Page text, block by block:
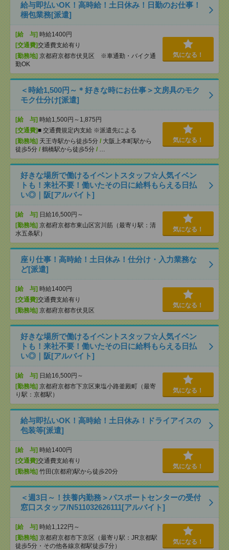
給与即払いOK！高時給！土日休み！日勤のお仕事！
梱包業務[派遣]
[給 与] 時給1400円
[交通費]交通費支給有り
[勤務地] 京都府京都市伏見区 ※車通勤・バイク通
勤OK
気になる！
＜時給1,500円～＊好きな時にお仕事＞文房具のモク
モク仕分け[派遣]
[給 与] 時給1,500円～1,875円
[交通費]■ 交通費規定内支給 ※派遣先による
[勤務地] 天王寺駅から徒歩5分 / 大阪上本町駅から
徒歩5分 / 鶴橋駅から徒歩5分 / …
気になる！
好きな場所で働けるイベントスタッフ☆人気イベン
トも！来社不要！働いたその日に給料もらえる日払
い◎｜阪[アルバイト]
[給 与] 日給16,500円～
[勤務地] 京都府京都市東山区宮川筋（最寄り駅：清
水五条駅）
気になる！
座り仕事！高時給！土日休み！仕分け・入力業務な
ど[派遣]
[給 与] 時給1400円
[交通費]交通費支給有り
[勤務地] 京都府京都市伏見区
気になる！
好きな場所で働けるイベントスタッフ☆人気イベン
トも！来社不要！働いたその日に給料もらえる日払
い◎｜阪[アルバイト]
[給 与] 日給16,500円～
[勤務地] 京都府京都市下京区東塩小路釜殿町（最寄
り駅：京都駅）
気になる！
給与即払いOK！高時給！土日休み！ドライアイスの
包装等[派遣]
[給 与] 時給1400円
[交通費]交通費支給有り
[勤務地] 竹田(京都府)駅から徒歩20分
気になる！
＜週3日～！扶養内勤務＞パスポートセンターの受付
窓口スタッフ/N511032626111[アルバイト]
[給 与] 時給1,122円～
[勤務地] 京都府京都市下京区（最寄り駅：JR京都駅
徒歩5分・その他各線京都駅徒歩7分）
気になる！